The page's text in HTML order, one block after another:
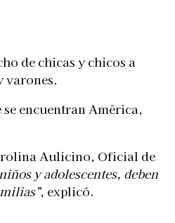
de chicas y chicos a
varones.
encuentran América,
Aulicino, Oficial de
y adolescentes, deben
, explicó.